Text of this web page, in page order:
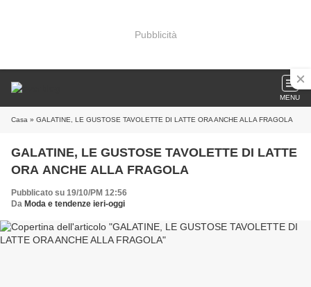
Pubblicità
MENU
Casa » GALATINE, LE GUSTOSE TAVOLETTE DI LATTE ORA ANCHE ALLA FRAGOLA
GALATINE, LE GUSTOSE TAVOLETTE DI LATTE
ORA ANCHE ALLA FRAGOLA
Pubblicato su 19/10/PM 12:56
Da Moda e tendenze ieri-oggi